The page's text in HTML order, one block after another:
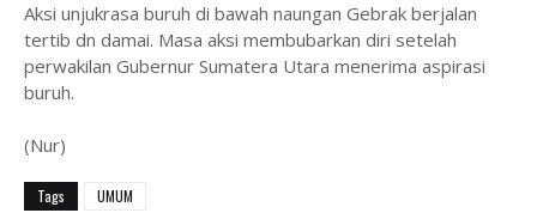
Aksi unjukrasa buruh di bawah naungan Gebrak berjalan
tertib dn damai. Masa aksi membubarkan diri setelah
perwakilan Gubernur Sumatera Utara menerima aspirasi
buruh.
(Nur)
Tags UMUM